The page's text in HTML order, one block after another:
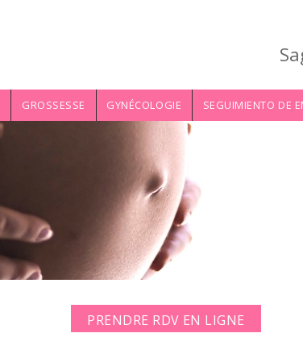
GROSSESSE GYNÉCOLOGIE SEGUIMIENTO DE
PRENDRE RDV EN LIGNE